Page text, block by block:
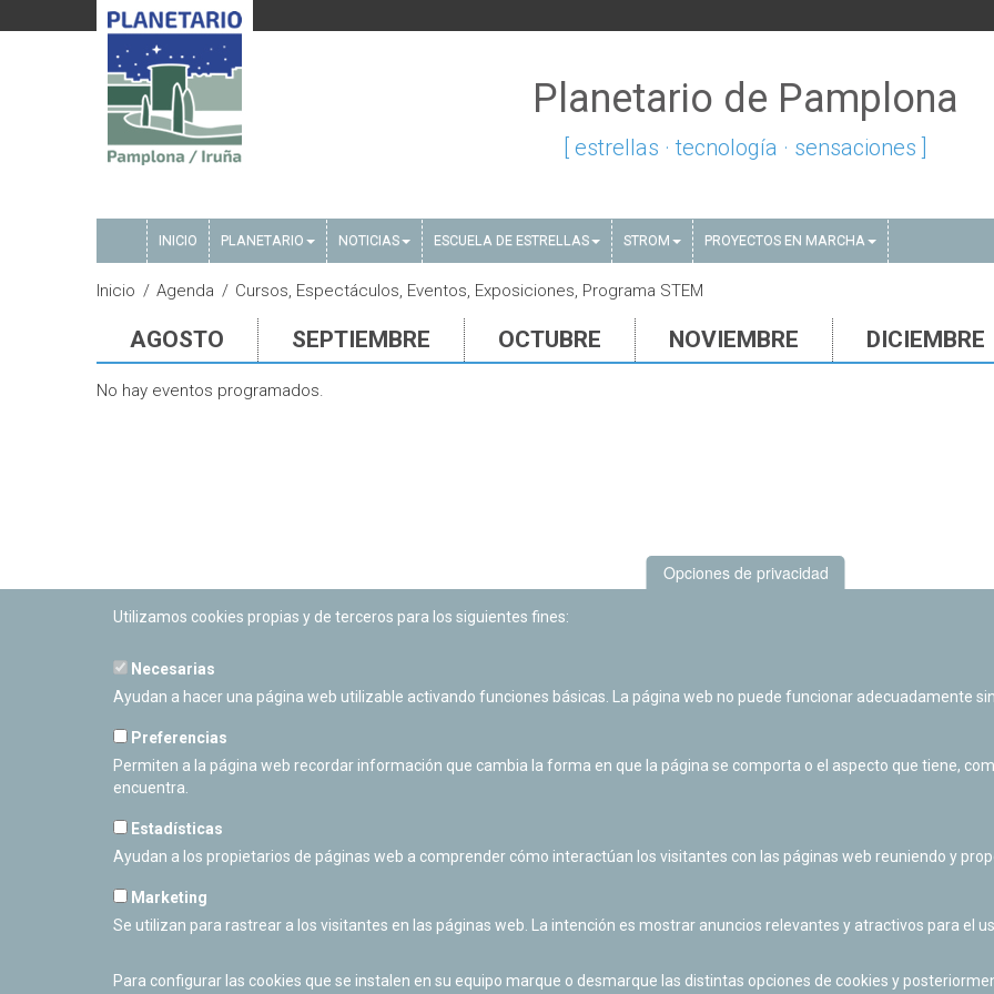
Planetario de Pamplona
[ estrellas · tecnología · sensaciones ]
INICIO PLANETARIO NOTICIAS ESCUELA DE ESTRELLAS STROM PROYECTOS EN MARCHA
Inicio Agenda Cursos, Espectáculos, Eventos, Exposiciones, Programa STEM
AGOSTO SEPTIEMBRE OCTUBRE NOVIEMBRE DICIEMBRE
No hay eventos programados.
PLANETARIO DE PAMPLONA
Calle Sancho RamÃ­rez, s/n
Cerrado Temporalmente
Opciones de privacidad
Utilizamos cookies propias y de terceros para los siguientes fines:
Necesarias
Ayudan a hacer una página web utilizable activando funciones básicas. La página web no puede funcionar adecuadamente
Preferencias
Permiten a la página web recordar información que cambia la forma en que la página se comporta o el aspecto que tiene,
encuentra.
Estadísticas
Ayudan a los propietarios de páginas web a comprender cómo interactúan los visitantes con las páginas web reuniendo y
Marketing
Se utilizan para rastrear a los visitantes en las páginas web. La intención es mostrar anuncios relevantes y atractivos para el
Para configurar las cookies que se instalen en su equipo marque o desmarque las distintas opciones de cookies y